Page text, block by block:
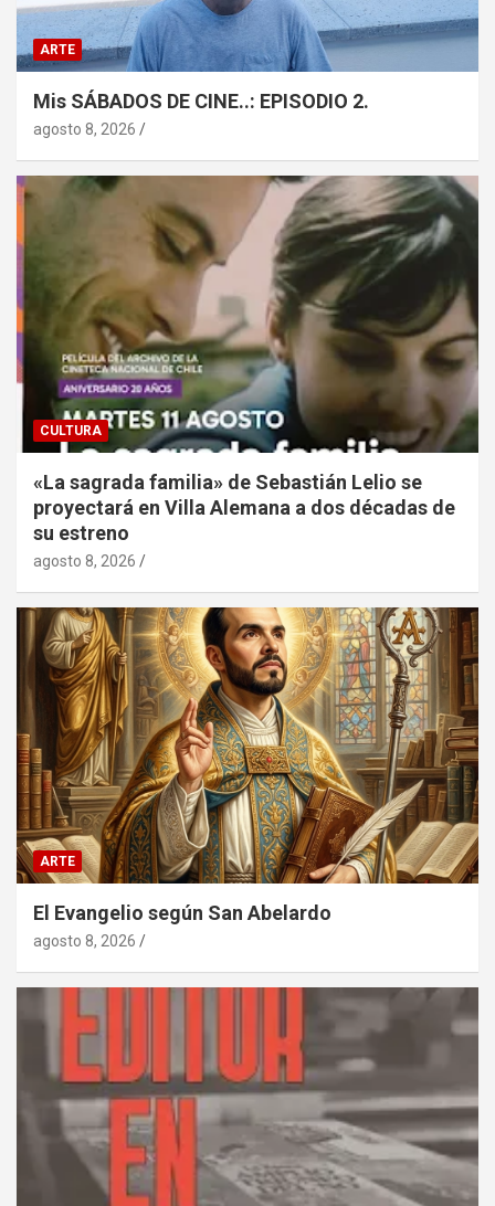
ARTE
Mis SÁBADOS DE CINE..: EPISODIO 2.
agosto 8, 2026
CULTURA
«La sagrada familia» de Sebastián Lelio se
proyectará en Villa Alemana a dos décadas de
su estreno
agosto 8, 2026
ARTE
El Evangelio según San Abelardo
agosto 8, 2026